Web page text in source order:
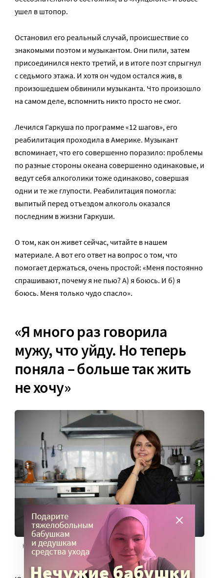
ушел в штопор.
Остановил его реальный случай, происшествие со
знакомыми поэтом и музыкантом. Они пили, затем
присоединился некто третий, и в итоге поэт спрыгнул
с седьмого этажа. И хотя он чудом остался жив, в
произошедшем обвинили музыканта. Что произошло
на самом деле, вспомнить никто просто не смог.
Лечился Гаркуша по программе «12 шагов», его
реабилитация проходила в Америке. Музыкант
вспоминает, что его совершенно поразило: проблемы
по разные стороны океана совершенно одинаковые, и
ведут себя алкоголики тоже одинаково, совершая
одни и те же глупости. Реабилитация помогла:
выпитый перед отъездом алкоголь оказался
последним в жизни Гаркуши.
О том, как он живет сейчас, читайте в нашем
материале. А вот его ответ на вопрос о том, что
помогает держаться, очень простой: «Меня постоянно
спрашивают, почему я не пью? А) я боюсь. И б) я
боюсь. Меня только чудо спасло».
«Я много раз говорила
мужу, что уйду. Но теперь
поняла – больше так жить
не хочу»
Юлия. Фото: Павел Смертин